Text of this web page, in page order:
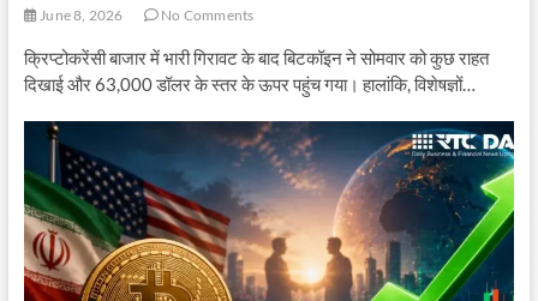
June 8, 2026 No Comments
क्रिप्टोकरेंसी बाजार में भारी गिरावट के बाद बिटकॉइन ने सोमवार को कुछ राहत
दिखाई और 63,000 डॉलर के स्तर के ऊपर पहुंच गया। हालांकि, विशेषज्ञों…